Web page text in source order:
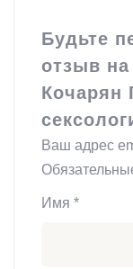
Будьте
отзыв на
Кочарян
Ваш адрес
Имя *